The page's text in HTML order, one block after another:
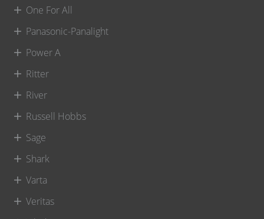
One For All
Panasonic-Panalight
Power A
Ritter
River
Russell Hobbs
Sage
Shark
Varta
Veritas